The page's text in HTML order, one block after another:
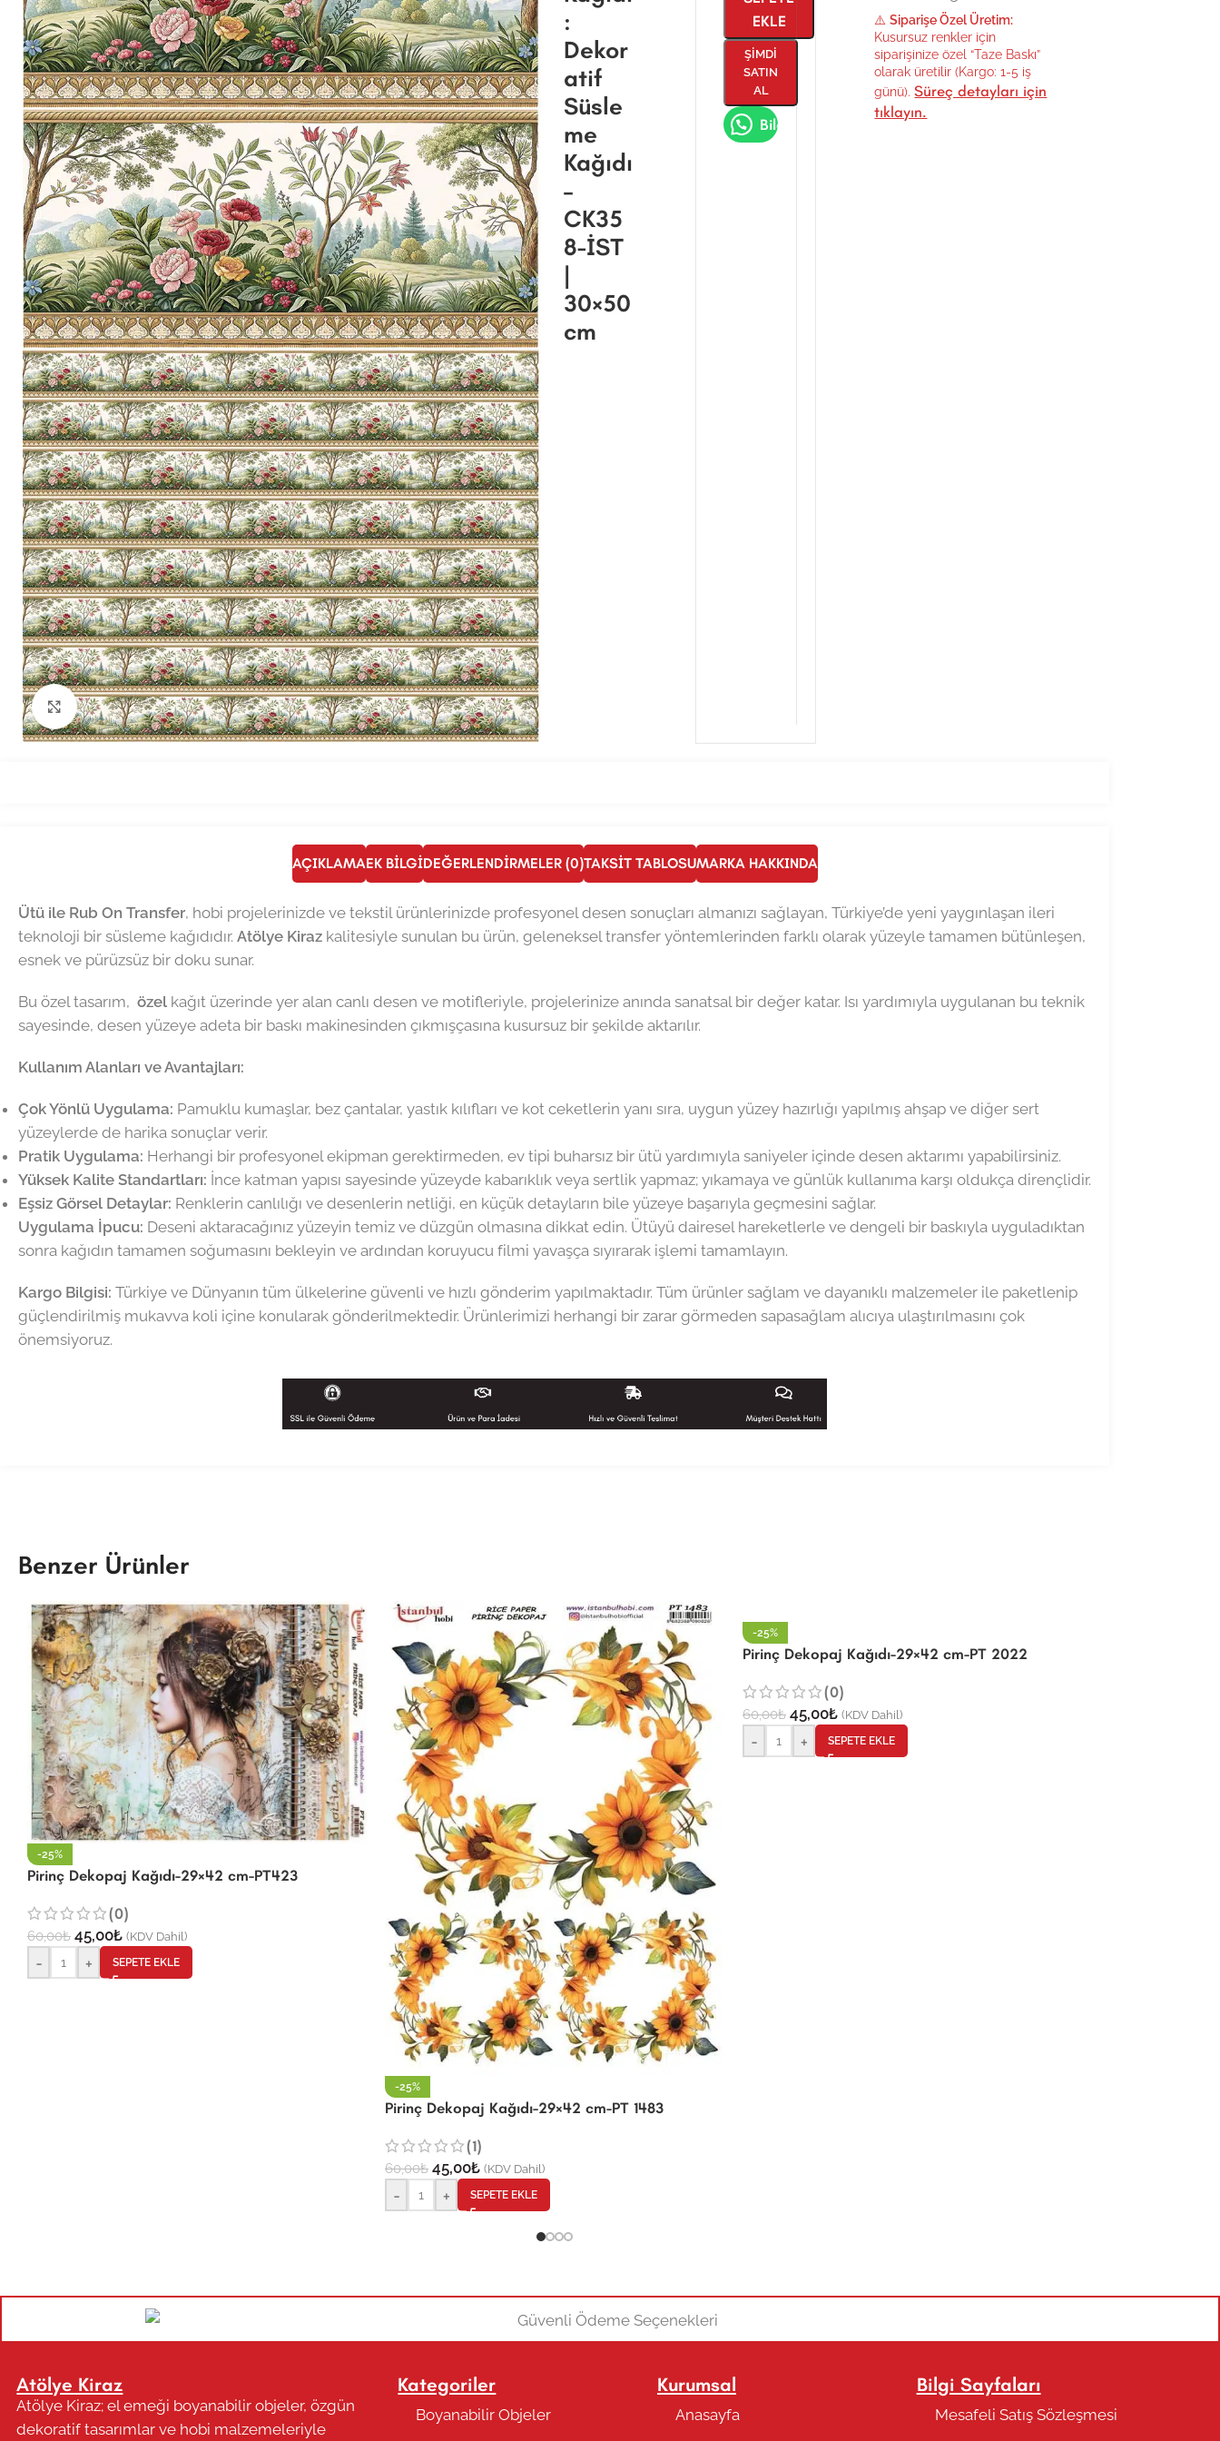
Büyütmek için tıklayın
:
Dekor
atif
Süsle
me
Kağıdı
–
CK35
8-İST
|
30×50
cm
EKLE
ŞIMDI
SATIN
AL
Bilgi Al
⚠️Siparişe Özel Üretim:
Kusursuz renkler için
siparişinize özel “Taze Baskı”
olarak üretilir (Kargo: 1-5 iş
günü).Süreç detayları için
tıklayın.
AÇIKLAMAEK BILGIDEĞERLENDIRMELER (0)TAKSIT TABLOSUMARKA HAKKINDA
Ütü ile Rub On Transfer, hobi projelerinizde ve tekstil ürünlerinizde profesyonel desen sonuçları almanızı sağlayan, Türkiye’de yeni yaygınlaşan ileri
teknoloji bir süsleme kağıdıdır. Atölye Kiraz kalitesiyle sunulan bu ürün, geleneksel transfer yöntemlerinden farklı olarak yüzeyle tamamen bütünleşen,
esnek ve pürüzsüz bir doku sunar.
Bu özel tasarım, özel kağıt üzerinde yer alan canlı desen ve motifleriyle, projelerinize anında sanatsal bir değer katar. Isı yardımıyla uygulanan bu teknik
sayesinde, desen yüzeye adeta bir baskı makinesinden çıkmışçasına kusursuz bir şekilde aktarılır.
Kullanım Alanları ve Avantajları:
Çok Yönlü Uygulama: Pamuklu kumaşlar, bez çantalar, yastık kılıfları ve kot ceketlerin yanı sıra, uygun yüzey hazırlığı yapılmış ahşap ve diğer sert
yüzeylerde de harika sonuçlar verir.
Pratik Uygulama: Herhangi bir profesyonel ekipman gerektirmeden, ev tipi buharsız bir ütü yardımıyla saniyeler içinde desen aktarımı yapabilirsiniz.
Yüksek Kalite Standartları: İnce katman yapısı sayesinde yüzeyde kabarıklık veya sertlik yapmaz; yıkamaya ve günlük kullanıma karşı oldukça dirençlidir.
Eşsiz Görsel Detaylar: Renklerin canlılığı ve desenlerin netliği, en küçük detayların bile yüzeye başarıyla geçmesini sağlar.
Uygulama İpucu: Deseni aktaracağınız yüzeyin temiz ve düzgün olmasına dikkat edin. Ütüyü dairesel hareketlerle ve dengeli bir baskıyla uyguladıktan
sonra kağıdın tamamen soğumasını bekleyin ve ardından koruyucu filmi yavaşça sıyırarak işlemi tamamlayın.
Kargo Bilgisi: Türkiye ve Dünyanın tüm ülkelerine güvenli ve hızlı gönderim yapılmaktadır. Tüm ürünler sağlam ve dayanıklı malzemeler ile paketlenip
güçlendirilmiş mukavva koli içine konularak gönderilmektedir. Ürünlerimizi herhangi bir zarar görmeden sapasağlam alıcıya ulaştırılmasını çok
önemsiyoruz.
Benzer Ürünler
-25%
Pirinç Dekopaj Kağıdı-29×42 cm-PT423
(0)
60,00₺ 45,00₺ (KDV Dahil)
- + SEPETE EKLE
-25%
Pirinç Dekopaj Kağıdı-29×42 cm-PT 1483
(1)
60,00₺ 45,00₺ (KDV Dahil)
- + SEPETE EKLE
-25%
Pirinç Dekopaj Kağıdı-29×42 cm-PT 2022
(0)
60,00₺ 45,00₺ (KDV Dahil)
- + SEPETE EKLE
Atölye Kiraz
Atölye Kiraz; el emeği boyanabilir objeler, özgün
dekoratif tasarımlar ve hobi malzemeleriyle
Kategoriler
Boyanabilir Objeler
Kurumsal
Anasayfa
Bilgi Sayfaları
Mesafeli Satış Sözleşmesi